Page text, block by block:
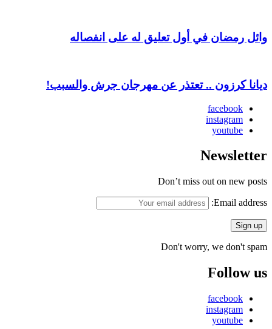
وائل رمضان في أول تعليق له على انفصاله
ديانا كرزون .. تعتذر عن مهرجان جرش والسبب!
facebook
instagram
youtube
Newsletter
Don’t miss out on new posts
Email address:
Don't worry, we don't spam
Follow us
facebook
instagram
youtube